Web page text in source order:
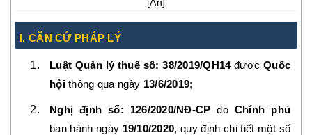
I. CĂN CỨ PHÁP LÝ
Luật Quản lý thuế số: 38/2019/QH14đượcQuốc
hộithông qua ngày 13/6/2019;
Nghị định số: 126/2020/NĐ-CP do Chính phủ
ban hành ngày 19/10/2020, quy định chi tiết một số